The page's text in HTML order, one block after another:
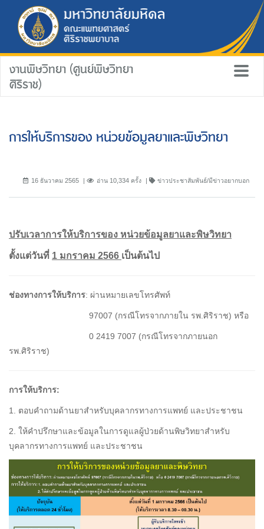
งานพิษวิทยา (ศูนย์พิษวิทยา
ศิริราช)
การให้บริการของ หน่วยข้อมูลยาและพิษวิทยา
16 ธันวาคม 2565 อ่าน 10,334 ครั้ง ข่าวประชาสัมพันธ์/มีข่าวอยากบอก
ปรับเวลาการให้บริการของ หน่วยข้อมูลยาและพิษวิทยา
ตั้งแต่วันที่ 1 มกราคม 2566 เป็นต้นไป
ช่องทางการให้บริการ: ผ่านหมายเลขโทรศัพท์
97007 (กรณีโทรจากภายใน รพ.ศิริราช) หรือ
0 2419 7007 (กรณีโทรจากภายนอก
รพ.ศิริราช)
การให้บริการ:
1. ตอบคำถามด้านยาสำหรับบุคลากรทางการแพทย์ และประชาชน
2. ให้คำปรึกษาและข้อมูลในการดูแลผู้ป่วยด้านพิษวิทยาสำหรับ
บุคลากรทางการแพทย์ และประชาชน